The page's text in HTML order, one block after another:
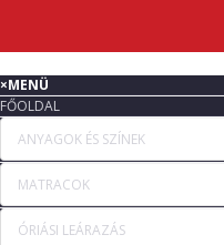
×MENÜ
FŐOLDAL
ANYAGOK ÉS SZÍNEK
MATRACOK
ÓRIÁSI LEÁRAZÁS